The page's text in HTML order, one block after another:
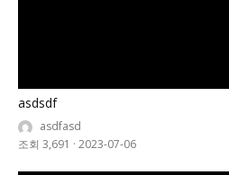
asdsdf
asdfasd
조회 3,691 · 2023-07-06